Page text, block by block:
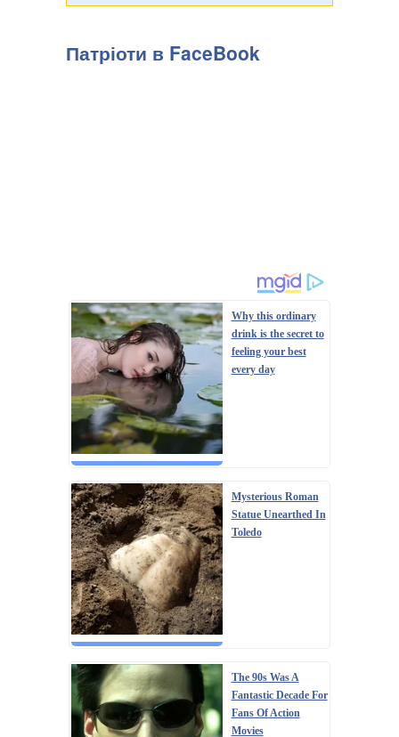
Патріоти в FaceBook
Why this ordinary
drink is the secret to
feeling your best
every day
Mysterious Roman
Statue Unearthed In
Toledo
The 90s Was A
Fantastic Decade For
Fans Of Action
Movies